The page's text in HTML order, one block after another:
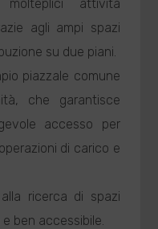
attività
agli ampi spazi
su due piani.
piazzale comune
che garantisce
accesso per
di carico e
ricerca di spazi
ben accessibile.